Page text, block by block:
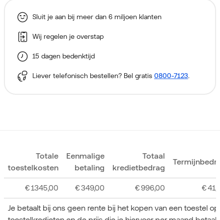
Sluit je aan bij meer dan 6 miljoen klanten
Wij regelen je overstap
15 dagen bedenktijd
Liever telefonisch bestellen? Bel gratis 0800-7123.
Totale
toestelkosten
Eenmalige
betaling
Totaal
kredietbedrag
Je betaalt bij ons geen rente bij het kopen van een toestel
€1345,00 €349,00 €996,00 €